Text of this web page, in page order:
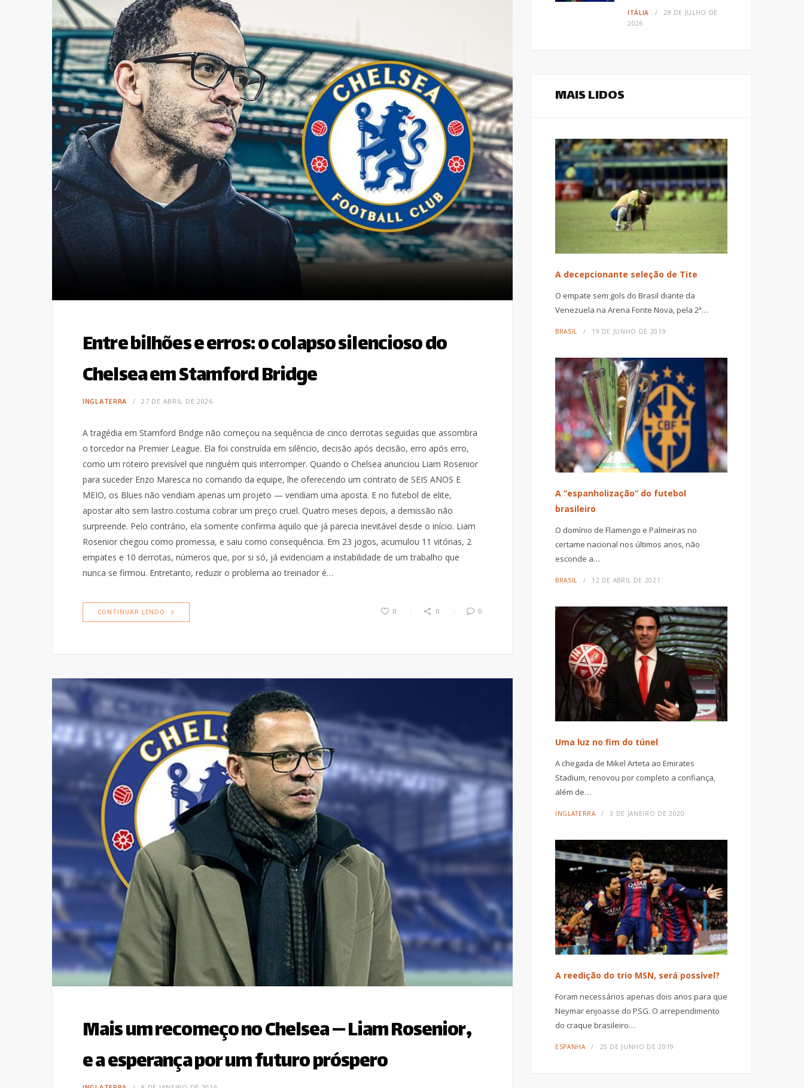
Entre bilhões e erros: o colapso silencioso do
Chelsea em Stamford Bridge
INGLATERRA 27 DE ABRIL DE 2026
A tragédia em Stamford Bridge não começou na sequência de cinco derrotas seguidas que assombra
o torcedor na Premier League. Ela foi construída em silêncio, decisão após decisão, erro após erro,
como um roteiro previsível que ninguém quis interromper. Quando o Chelsea anunciou Liam Rosenior
para suceder Enzo Maresca no comando da equipe, lhe oferecendo um contrato de SEIS ANOS E
MEIO, os Blues não vendiam apenas um projeto — vendiam uma aposta. E no futebol de elite,
apostar alto sem lastro costuma cobrar um preço cruel. Quatro meses depois, a demissão não
surpreende. Pelo contrário, ela somente confirma aquilo que já parecia inevitável desde o início. Liam
Rosenior chegou como promessa, e saiu como consequência. Em 23 jogos, acumulou 11 vitórias, 2
empates e 10 derrotas, números que, por si só, já evidenciam a instabilidade de um trabalho que
nunca se firmou. Entretanto, reduzir o problema ao treinador é…
CONTINUAR LENDO 0 0 0
Mais um recomeço no Chelsea — Liam Rosenior,
e a esperança por um futuro próspero
ITÁLIA
28 DE JULHO DE
2026
MAIS LIDOS
A decepcionante seleção de Tite
O empate sem gols do Brasil diante da
Venezuela na Arena Fonte Nova, pela 2ª…
BRASIL 19 DE JUNHO DE 2019
A “espanholização” do futebol
brasileiro
O domínio de Flamengo e Palmeiras no
certame nacional nos últimos anos, não
esconde a…
BRASIL 12 DE ABRIL DE 2021
Uma luz no fim do túnel
A chegada de Mikel Arteta ao Emirates
Stadium, renovou por completo a confiança,
além de…
INGLATERRA 3 DE JANEIRO DE 2020
A reedição do trio MSN, será possível?
Foram necessários apenas dois anos para que
Neymar enjoasse do PSG. O arrependimento
do craque brasileiro…
ESPANHA 25 DE JUNHO DE 2019